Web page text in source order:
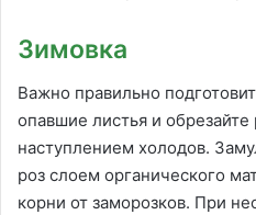
Зимовка
Важно правильно
опавшие листья и
наступлением холодов.
роз слоем органического
корни от заморозков. При